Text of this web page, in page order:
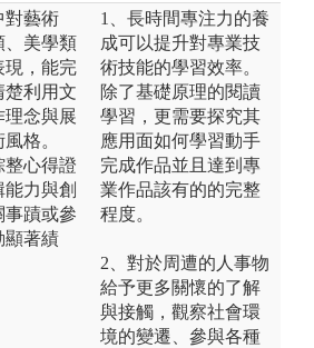
對藝術
、美學類
現，能完
楚利用文
理念與展
格。
整心得證
力與創
事蹟或參
顯著績
1、長時間專注力的養
成可以提升對專業技
術技能的學習效率。
除了基礎原理的閱讀
學習，更需要探究其
應用面如何學習動手
完成作品並且達到專
業作品該有的的完整
程度。
2、對於周遭的人事物
給予更多關懷的了解
與接觸，觀察社會環
境的變遷、參與各種